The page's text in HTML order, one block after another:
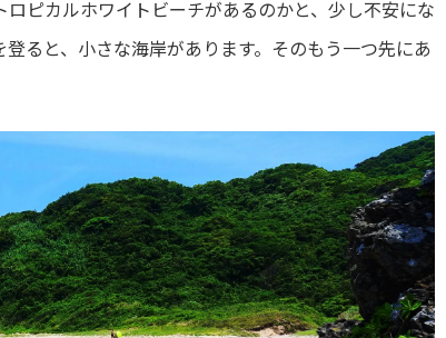
ピカルホワイトビーチがあるのかと、少し不安にな
ると、小さな海岸があります。そのもう一つ先にあ